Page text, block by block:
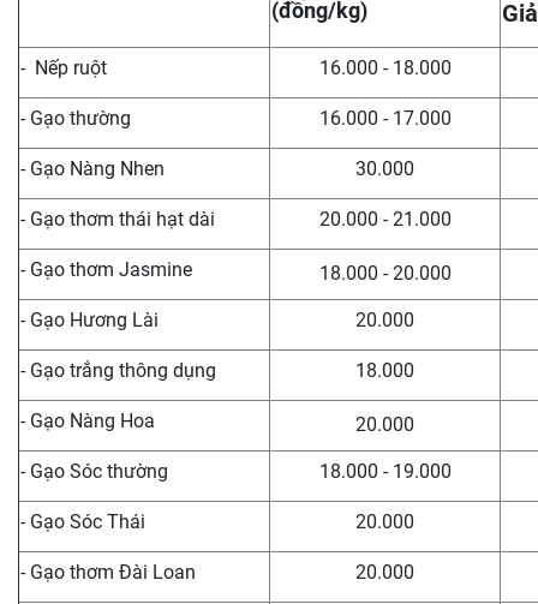
(đồng/kg)
- Nếp ruột 16.000 - 18.000
- Gạo thường 16.000 - 17.000
- Gạo Nàng Nhen 30.000
- Gạo thơm thái hạt dài 20.000 - 21.000
- Gạo thơm Jasmine 18.000 - 20.000
- Gạo Hương Lài 20.000
- Gạo trắng thông dụng 18.000
- Gạo Nàng Hoa 20.000
- Gạo Sóc thường 18.000 - 19.000
- Gạo Sóc Thái 20.000
- Gạo thơm Đài Loan 20.000